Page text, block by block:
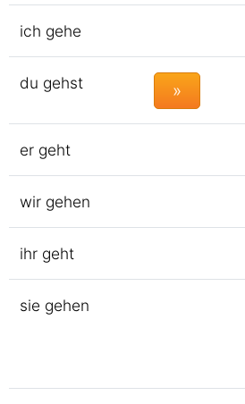
ich gehe
du gehst »
er geht
wir gehen
ihr geht
sie gehen